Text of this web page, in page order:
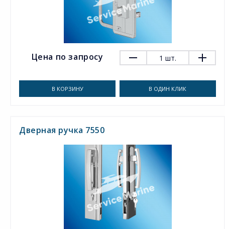
Цена по запросу 1 шт.
В КОРЗИНУ В ОДИН КЛИК
Дверная ручка 7550